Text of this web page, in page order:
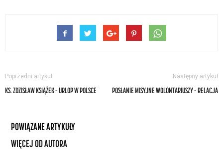
Poprzedni artykuł
KS. ZDZISŁAW KSIĄŻEK – URLOP W POLSCE
Następny artykuł
POSŁANIE MISYJNE WOLONTARIUSZY – RELACJA
POWIĄZANE ARTYKUŁY
WIĘCEJ OD AUTORA